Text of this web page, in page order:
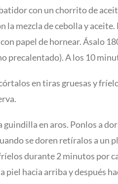
con un chorrito de
la mezcla de cebolla y
papel de hornear. Ásalo
precalentado). A los 10
en tiras gruesas y
guindilla en aros. Ponlos a
se doren retíralos a un
durante 2 minutos por
piel hacia arriba y después